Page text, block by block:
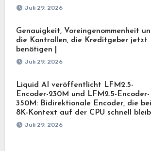
Juli 29, 2026
Genauigkeit, Voreingenommenheit
die Kontrollen, die Kreditgeber jetzt
benötigen |
Juli 29, 2026
Liquid AI veröffentlicht LFM2.5-
Encoder-230M und LFM2.5-Encoder-
350M: Bidirektionale Encoder, die bei
8K-Kontext auf der CPU schnell
Juli 29, 2026